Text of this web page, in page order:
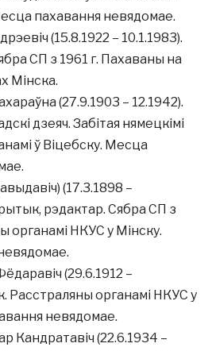
пахавання невядомае.
(15.8.1922 – 10.1.1983).
СП з 1961 г. Пахаваны на
Мінска.
(27.9.1903 – 12.1942).
дзеяч. Забітая нямецкімі
ў Віцебску. Месца
(17.3.1898 –
рэдактар. Сябра СП з
органамі НКУС у Мінску.
(29.6.1912 –
Расстраляны органамі НКУС у
невядомае.
Кандратавіч (22.6.1934 –